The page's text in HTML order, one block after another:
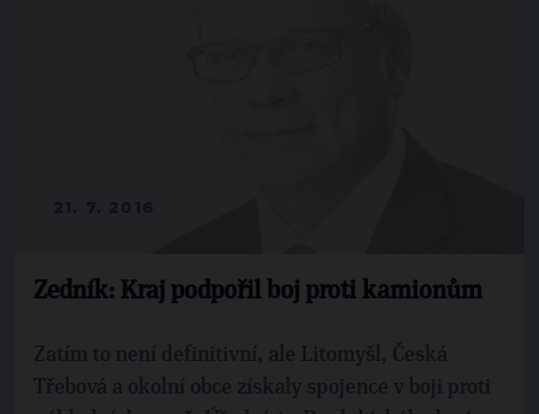
Zedník: Kraj podpořil boj proti kamionům
Zatím to není definitivní, ale Litomyšl, Česká
Třebová a okolní obce získaly spojence v boji proti